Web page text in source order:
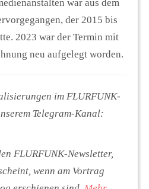
war aus dem
der 2015 bis
2023 war der Termin mit
neu aufgelegt worden.
im FLURFUNK-
Telegram-Kanal:
FLURFUNK-Newsletter,
wenn am Vortrag